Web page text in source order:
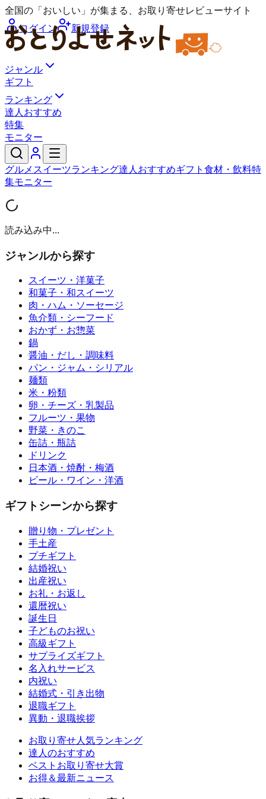
全国の「おいしい」が集まる、お取り寄せレビューサイト
ログイン
新規登録
ジャンル
ギフト
ランキング
達人おすすめ
特集
モニター
グルメ スイーツランキング達人おすすめギフト 食材・飲料特
集モニター
読み込み中...
ジャンルから探す
スイーツ・洋菓子
和菓子・和スイーツ
肉・ハム・ソーセージ
魚介類・シーフード
おかず・お惣菜
鍋
醤油・だし・調味料
パン・ジャム・シリアル
麺類
米・粉類
卵・チーズ・乳製品
フルーツ・果物
野菜・きのこ
缶詰・瓶詰
ドリンク
日本酒・焼酎・梅酒
ビール・ワイン・洋酒
ギフトシーンから探す
贈り物・プレゼント
手土産
プチギフト
結婚祝い
出産祝い
お礼・お返し
還暦祝い
誕生日
子どものお祝い
高級ギフト
サプライズギフト
名入れサービス
内祝い
結婚式・引き出物
退職ギフト
異動・退職挨拶
お取り寄せ人気ランキング
達人のおすすめ
ベストお取り寄せ大賞
お得＆最新ニュース